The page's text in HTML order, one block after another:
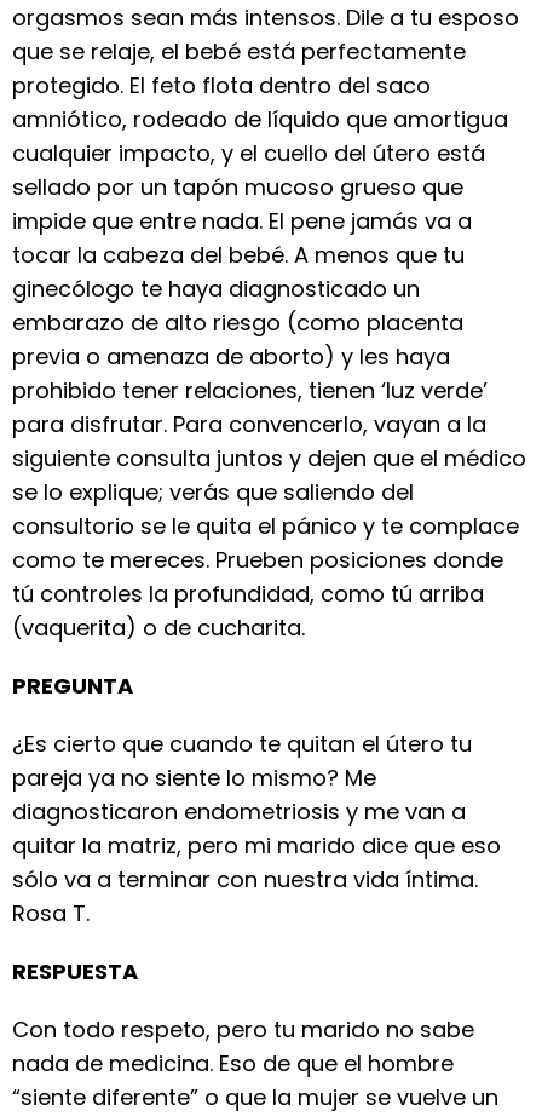
orgasmos sean más intensos. Dile a tu esposo
que se relaje, el bebé está perfectamente
protegido. El feto flota dentro del saco
amniótico, rodeado de líquido que amortigua
cualquier impacto, y el cuello del útero está
sellado por un tapón mucoso grueso que
impide que entre nada. El pene jamás va a
tocar la cabeza del bebé. A menos que tu
ginecólogo te haya diagnosticado un
embarazo de alto riesgo (como placenta
previa o amenaza de aborto) y les haya
prohibido tener relaciones, tienen ‘luz verde’
para disfrutar. Para convencerlo, vayan a la
siguiente consulta juntos y dejen que el médico
se lo explique; verás que saliendo del
consultorio se le quita el pánico y te complace
como te mereces. Prueben posiciones donde
tú controles la profundidad, como tú arriba
(vaquerita) o de cucharita.
PREGUNTA
¿Es cierto que cuando te quitan el útero tu
pareja ya no siente lo mismo? Me
diagnosticaron endometriosis y me van a
quitar la matriz, pero mi marido dice que eso
sólo va a terminar con nuestra vida íntima.
Rosa T.
RESPUESTA
Con todo respeto, pero tu marido no sabe
nada de medicina. Eso de que el hombre
“siente diferente” o que la mujer se vuelve un